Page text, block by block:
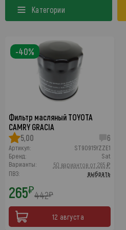
Категории
Фильтр масляный TOYOTA
CAMRY GRACIA
5,00
6
Артикул:
ST90915YZZE1
Бренд:
Sat
Варианты:
50 вариантов от 265 ₽
ПВЗ:
выбрать
265₽442₽
12 августа
-40%